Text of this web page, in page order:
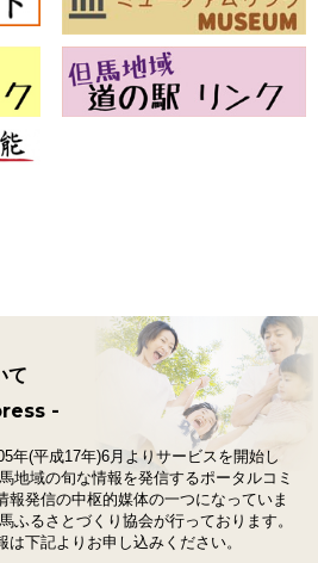
て
-
年(平成17年)6月よりサービスを開始し
地域の旬な情報を発信するポータルコミ
報発信の中枢的媒体の一つになっていま
ふるさとづくり協会が行っております。
下記よりお申し込みください。